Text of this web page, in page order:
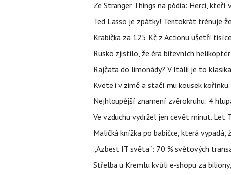
Ze Stranger Things na pódia: Herci, kteří
Ted Lasso je zpátky! Tentokrát trénuje
Krabička za 125 Kč z Actionu ušetří
Rusko zjistilo, že éra bitevních
Rajčata do limonády? V Itálii je to
Kvete i v zimě a stačí mu kousek
Nejhloupější znamení zvěrokruhu: 4
Ve vzduchu vydržel jen devět minut.
Maličká knížka po babičce, která
„Azbest IT světa“: 70 % světových
Střelba u Kremlu kvůli e-shopu za